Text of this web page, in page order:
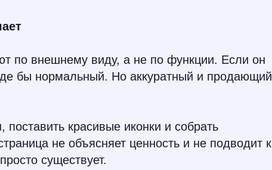
по внешнему виду, а не по функции. Если он
бы нормальный. Но аккуратный и продающий
красивые иконки и собрать
не объясняет ценность и не подводит к
существует.